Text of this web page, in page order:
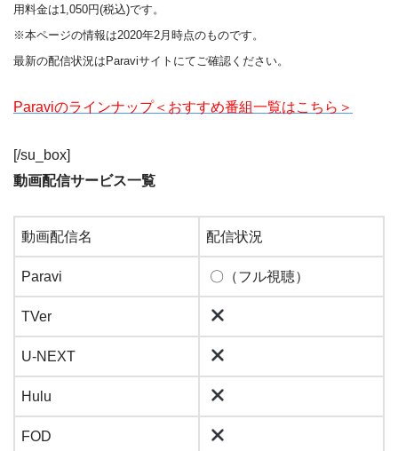
用料金は1,050円(税込)です。
※本ページの情報は2020年2月時点のものです。
最新の配信状況はParaviサイトにてご確認ください。
Paraviのラインナップ＜おすすめ番組一覧はこちら＞
[/su_box]
動画配信サービス一覧
動画配信名 配信状況
Paravi 〇（フル視聴）
TVer
U-NEXT
Hulu
FOD